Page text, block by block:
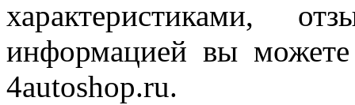
характеристиками,
информацией вы можете
4autoshop.ru.